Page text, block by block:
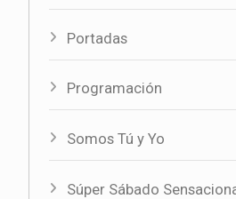
Portadas
Programación
Somos Tú y Yo
Súper Sábado